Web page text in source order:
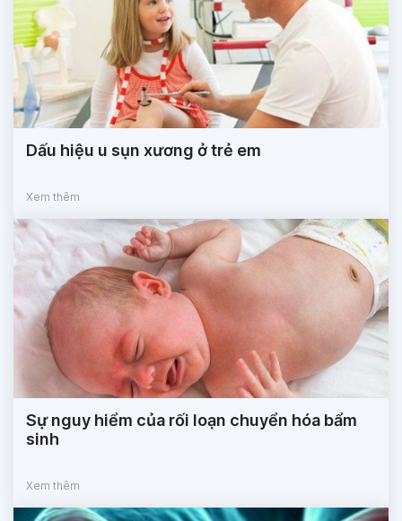
Dấu hiệu u sụn xương ở trẻ em
Xem thêm
Sự nguy hiểm của rối loạn chuyển hóa bẩm
sinh
Xem thêm